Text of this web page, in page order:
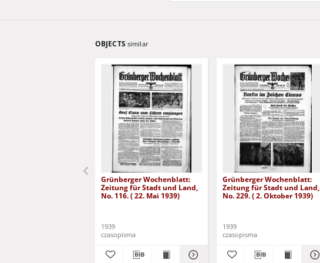
OBJECTS similar
Grünberger Wochenblatt:
Zeitung für Stadt und Land,
No. 116. ( 22. Mai 1939)
1939
czasopisma
Grünberger Wochenblatt:
Zeitung für Stadt und Land,
No. 229. ( 2. Oktober 1939)
1939
czasopisma